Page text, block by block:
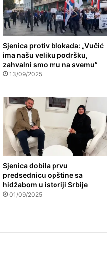
Sjenica protiv blokada: „Vučić
ima našu veliku podršku,
zahvalni smo mu na svemu”
13/09/2025
Sjenica dobila prvu
predsednicu opštine sa
hidžabom u istoriji Srbije
01/09/2025